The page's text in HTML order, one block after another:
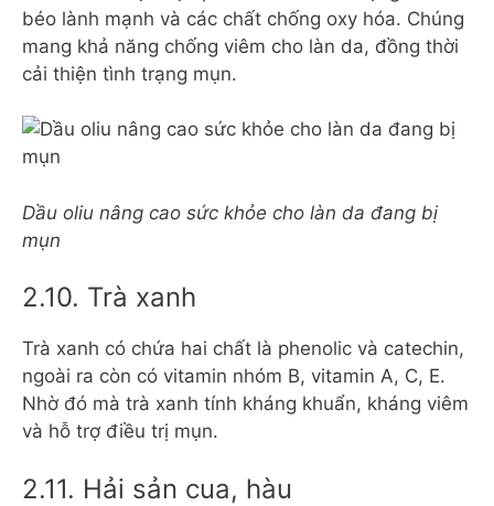
béo lành mạnh và các chất chống oxy hóa. Chúng
mang khả năng chống viêm cho làn da, đồng thời
cải thiện tình trạng mụn.
Dầu oliu nâng cao sức khỏe cho làn da đang bị
mụn
2.10. Trà xanh
Trà xanh có chứa hai chất là phenolic và catechin,
ngoài ra còn có vitamin nhóm B, vitamin A, C, E.
Nhờ đó mà trà xanh tính kháng khuẩn, kháng viêm
và hỗ trợ điều trị mụn.
2.11. Hải sản cua, hàu